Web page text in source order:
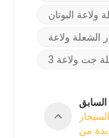
ولاعة البوتان
الشعلة ولاعة
جت ولاعة